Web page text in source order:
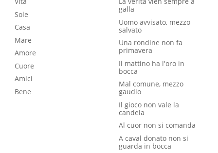
Sole
Casa
Mare
Amore
Cuore
Amici
Bene
galla
Uomo avvisato, mezzo
salvato
Una rondine non fa
primavera
Il mattino ha l'oro in
bocca
Mal comune, mezzo
gaudio
Il gioco non vale la
candela
Al cuor non si comanda
A caval donato non si
guarda in bocca